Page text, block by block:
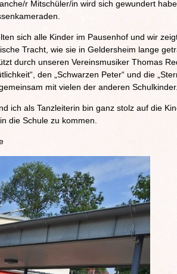
r Mitschüler/in wird sich gewundert
sich alle Kinder im Pausenhof und wir
Tracht, wie sie in Geldersheim lange
durch unseren Vereinsmusiker Thomas
den „Schwarzen Peter“ und die
mit vielen der anderen Schulkinder.
ich als Tanzleiterin bin ganz stolz auf die
die Schule zu kommen.